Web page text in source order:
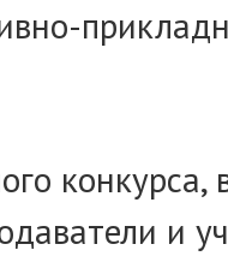
и